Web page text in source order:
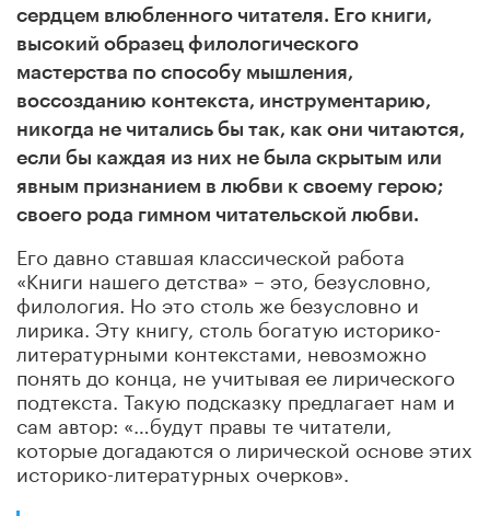
сердцем влюбленного читателя. Его книги,
высокий образец филологического
мастерства по способу мышления,
воссозданию контекста, инструментарию,
никогда не читались бы так, как они читаются,
если бы каждая из них не была скрытым или
явным признанием в любви к своему герою;
своего рода гимном читательской любви.
Его давно ставшая классической работа
«Книги нашего детства» – это, безусловно,
филология. Но это столь же безусловно и
лирика. Эту книгу, столь богатую историко-
литературными контекстами, невозможно
понять до конца, не учитывая ее лирического
подтекста. Такую подсказку предлагает нам и
сам автор: «…будут правы те читатели,
которые догадаются о лирической основе этих
историко-литературных очерков».